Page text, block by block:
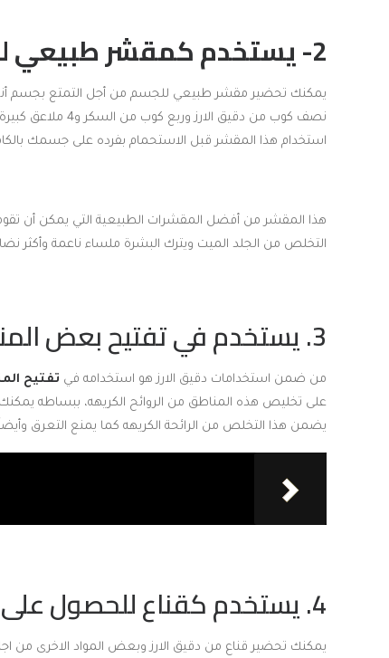
2- يستخدم كمقشر طبيعي للجسم:
يمكنك تحضير مقشر طبيعي للجسم من أجل التمتع بجسم
نصف كوب من دقيق
استخدام هذا المقشر قبل الاستحمام بفرده على جسمك
هذا المقشر من أفضل المقشرات الطبيعية التي يمكن أن
التخلص من الجلد الميت ويترك البشرة ملساء ناعمة وأكثر
3. يستخدم في تفتيح بعض المناطق في الجسم:
من ضمن استخدامات دقيق الارز هو استخدامه في تفتيح
على تخليص هذه المناطق من الروائح الكريهه، ببساطه
يضمن هذا التخلص من الرائحة الكريهه كما يمنع التعرق
4. يستخدم كقناع للحصول على بشرة نضرة:
يمكنك تحضير قناع من دقيق الارز وبعض المواد الاخرى من